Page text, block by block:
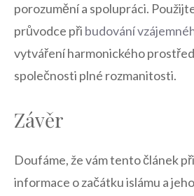
porozumění a spolupráci.
průvodce při budování
vytváření harmonického
společnosti plné rozmanitosti.
Závěr
Doufáme,⁤ že ‌vám tento článek
informace⁢ o začátku islámu a